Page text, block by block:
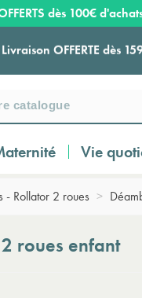
Livraison OFFERTE dès
en 3 ou 4 fois SANS
100€
dès 100€
Vie
- Rollator 2 roues >
roues enfant